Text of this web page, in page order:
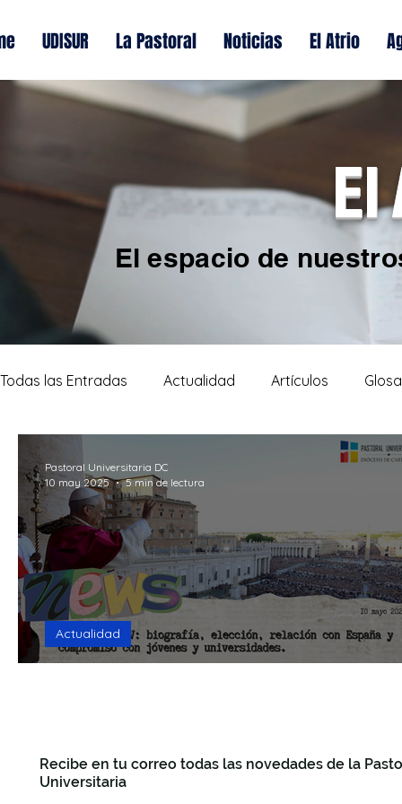
UDISUR La Pastoral Noticias El Atrio
El espacio de
Todas las Entradas Actualidad Artículos
Recursos
Seguro que te preguntas
Habemus Papam: León XIV
Actualidad
Pastoral Universitaria DC
10 may 2025
5 min de lectura
Recibe en tu correo todas las novedades de la
Universitaria